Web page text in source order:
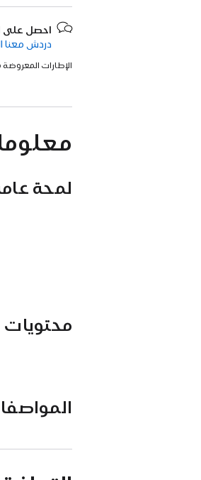
احصل على
دردش معنا
الإطارات
لمحة
محتويات